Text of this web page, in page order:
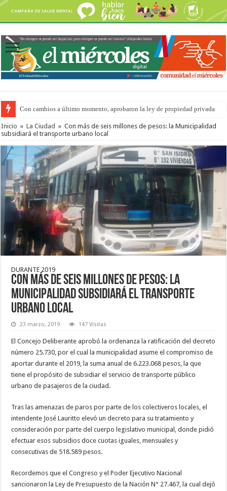
Con cambios a último momento, aprobaron la ley de propiedad privada
Inicio » La Ciudad » Con más de seis millones de pesos: la Municipalidad
subsidiará el transporte urbano local
DURANTE 2019
Con más de seis millones de pesos: la
Municipalidad subsidiará el transporte
urbano local
23 marzo, 2019 147 Visitas
El Concejo Deliberante aprobó la ordenanza la ratificación del decreto
número 25.730, por el cual la municipalidad asume el compromiso de
aportar durante el 2019, la suma anual de 6.223.068 pesos, la que
tiene el propósito de subsidiar el servicio de transporte público
urbano de pasajeros de la ciudad.
Tras las amenazas de paros por parte de los colectiveros locales, el
intendente José Lauritto elevó un decreto para su tratamiento y
consideración por parte del cuerpo legislativo municipal, donde pidió
efectuar esos subsidios doce cuotas iguales, mensuales y
consecutivas de 518.589 pesos.
Recordemos que el Congreso y el Poder Ejecutivo Nacional
sancionaron la Ley de Presupuesto de la Nación N° 27.467, la cual dejó